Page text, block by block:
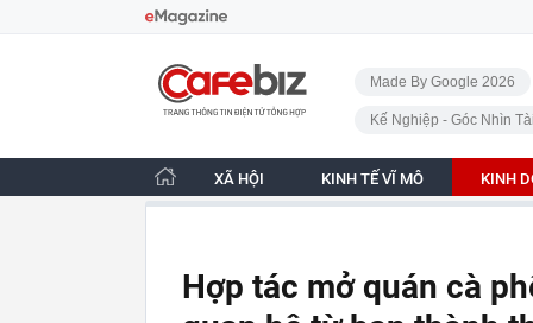
CafeBiz - Trang chủ
Made By Google 2026
Kế Nghiệp - Góc Nhìn
XÃ HỘI KINH TẾ VĨ MÔ KINH
Hợp tác mở quán cà